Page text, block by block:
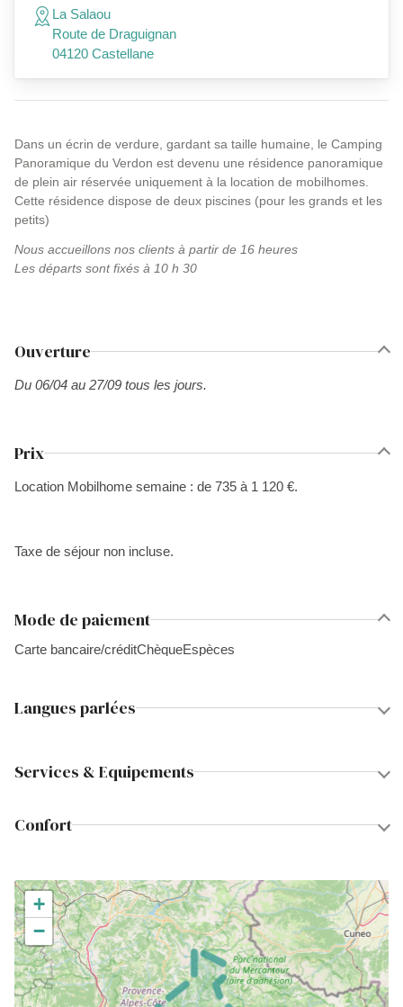
Dans un écrin de verdure, gardant sa taille humaine, le Camping
Panoramique du Verdon est devenu une résidence panoramique
de plein air réservée uniquement à la location de mobilhomes.
Cette résidence dispose de deux piscines (pour les grands et les
petits)
Nous accueillons nos clients à partir de 16 heures
Les départs sont fixés à 10 h 30
Ouverture
Du 06/04 au 27/09 tous les jours.
Prix
Location Mobilhome semaine : de 735 à 1 120 €.
Taxe de séjour non incluse.
Mode de paiement
Carte bancaire/créditChèqueEspèces
Langues parlées
Services & Equipements
Confort
+
−
La Salaou
Route de Draguignan
04120 Castellane